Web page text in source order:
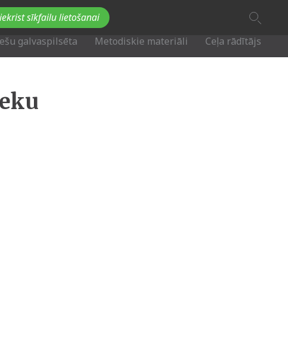
sīkfailu lietošanai
galvaspilsēta Metodiskie materiāli Ceļa rādītājs